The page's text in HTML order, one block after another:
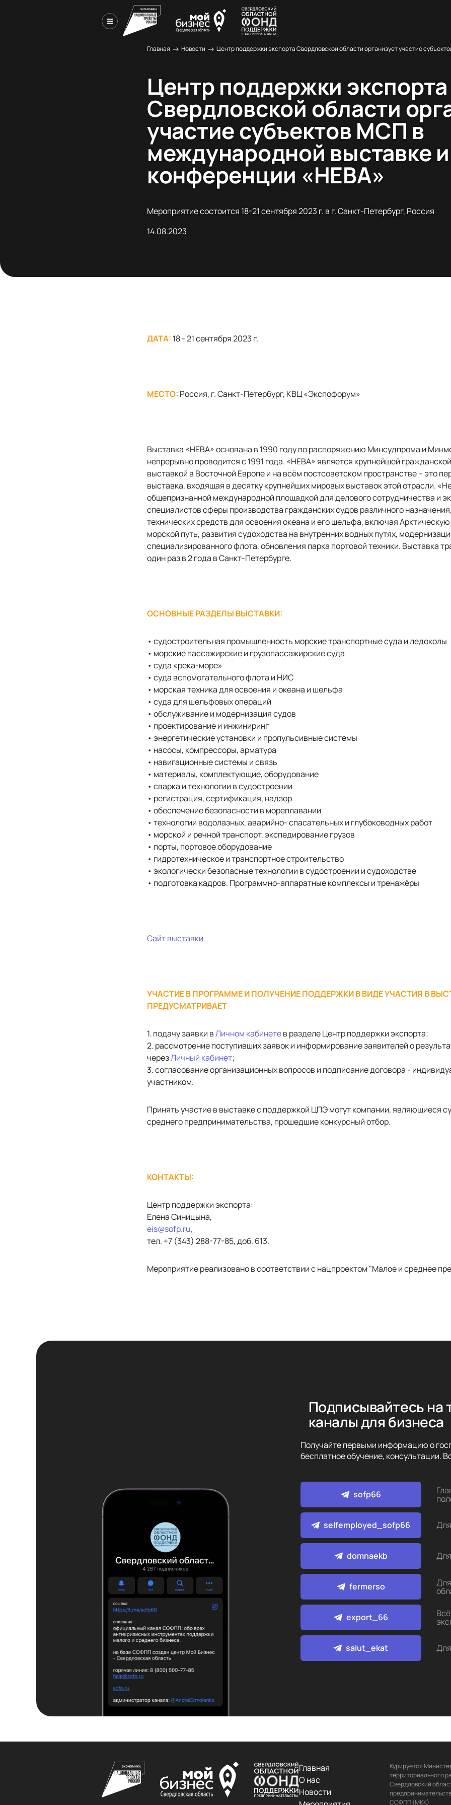
Главная → Новости →
Центр поддержки экспорта
Свердловской области
участие субъектов МСП в
международной выставке и
конференции «НЕВА»
Мероприятие состоится 18-21 сентября 2023 г. в г. Санкт-Петербург, Россия
14.08.2023
ДАТА: 18 - 21 сентября 2023 г.
МЕСТО: Россия, г. Санкт-Петербург, КВЦ «Экспофорум»
Выставка «НЕВА» основана в 1990 году по распоряжению Минсудпрома и
непрерывно проводится с 1991 года. «НЕВА» является крупнейшей
выставкой в Восточной Европе и на всём постсоветском пространстве – это
выставка, входящая в десятку крупнейших мировых выставок этой отрасли.
общепризнанной международной площадкой для делового сотрудничества и
специалистов сферы производства гражданских судов различного
технических средств для освоения океана и его шельфа, включая
морской путь, развития судоходства на внутренних водных путях,
специализированного флота, обновления парка портовой техники. Выставка
один раз в 2 года в Санкт-Петербурге.
ОСНОВНЫЕ РАЗДЕЛЫ ВЫСТАВКИ:
• судостроительная промышленность морские транспортные суда и ледоколы
• морские пассажирские и грузопассажирские суда
• суда «река-море»
• суда вспомогательного флота и НИС
• морская техника для освоения и океана и шельфа
• суда для шельфовых операций
• обслуживание и модернизация судов
• проектирование и инжиниринг
• энергетические установки и пропульсивные системы
• насосы, компрессоры, арматура
• навигационные системы и связь
• материалы, комплектующие, оборудование
• сварка и технологии в судостроении
• регистрация, сертификация, надзор
• обеспечение безопасности в мореплавании
• технологии водолазных, аварийно- спасательных и глубоководных работ
• морской и речной транспорт, экспедирование грузов
• порты, портовое оборудование
• гидротехническое и транспортное строительство
• экологически безопасные технологии в судостроении и судоходстве
• подготовка кадров. Программно-аппаратные комплексы и тренажёры
Сайт выставки
УЧАСТИЕ В ПРОГРАММЕ И ПОЛУЧЕНИЕ ПОДДЕРЖКИ В ВИДЕ УЧАСТИЯ В
ПРЕДУСМАТРИВАЕТ
1. подачу заявки вЛичном кабинетев разделе Центр поддержки экспорта;
2. рассмотрение поступивших заявок и информирование заявителей о
черезЛичный кабинет;
3. согласование организационных вопросов и подписание договора -
участником.
Принять участие в выставке с поддержкой ЦПЭ могут компании, являющиеся
среднего предпринимательства, прошедшие конкурсный отбор.
КОНТАКТЫ:
Центр поддержки экспорта:
Елена Синицына,
eis@sofp.ru,
тел. +7 (343) 288-77-85, доб. 613.
Мероприятие реализовано в соответствии с нацпроектом "Малое и среднее
Подписывайтесь на
каналы для бизнеса
Получайте первыми информацию о
бесплатное обучение, консультации.
sofp66
selfemployed_sofp66
domnaekb
fermerso
export_66
salut_ekat
Главная
О нас
Новости
Курируется
территориального
Свердловский
СОФПП (МКК)